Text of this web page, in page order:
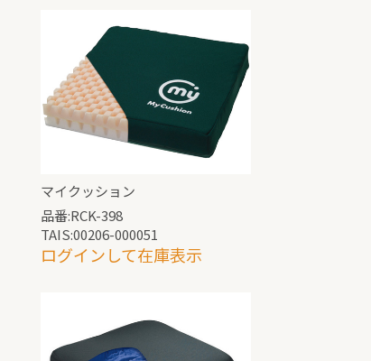
マイクッション
品番:RCK-398
TAIS:00206-000051
ログインして在庫表示